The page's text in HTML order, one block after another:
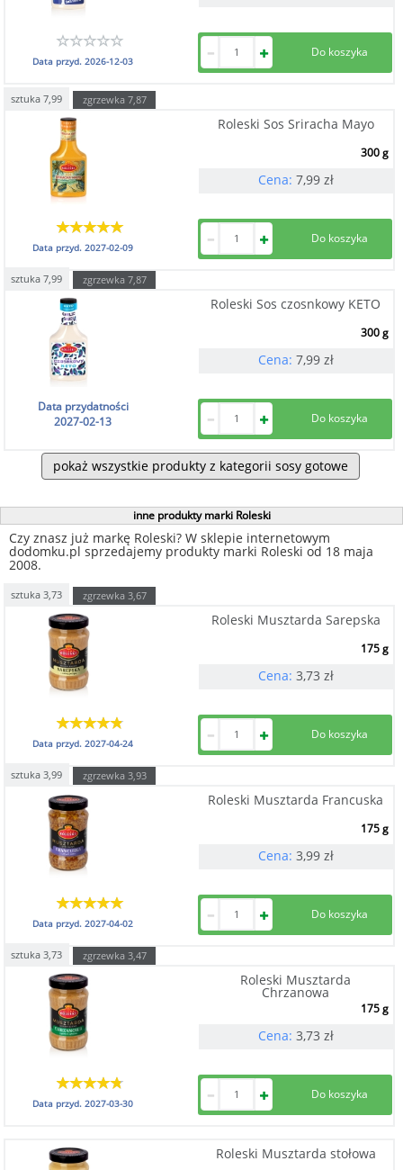
Data przyd.2026-12-03
sztuka 7,99 zgrzewka 7,87
Roleski Sos Sriracha Mayo
300 g
Cena: 7,99 zł
Data przyd.2027-02-09
sztuka 7,99 zgrzewka 7,87
Roleski Sos czosnkowy KETO
300 g
Cena: 7,99 zł
Data przydatności
2027-02-13
pokaż wszystkie produkty z kategorii sosy gotowe
inne produkty marki Roleski
Czy znasz już markę Roleski? W sklepie internetowym
dodomku.pl sprzedajemy produkty marki Roleski od 18 maja
2008.
sztuka 3,73 zgrzewka 3,67
Roleski Musztarda Sarepska
175 g
Cena: 3,73 zł
Data przyd.2027-04-24
sztuka 3,99 zgrzewka 3,93
Roleski Musztarda Francuska
175 g
Cena: 3,99 zł
Data przyd.2027-04-02
sztuka 3,73 zgrzewka 3,47
Roleski Musztarda
Chrzanowa
175 g
Cena: 3,73 zł
Data przyd.2027-03-30
Roleski Musztarda stołowa